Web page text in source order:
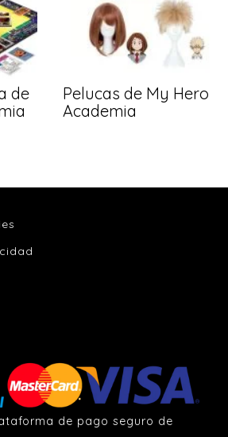
de
Pelucas de My Hero
Academia
de pago seguro de